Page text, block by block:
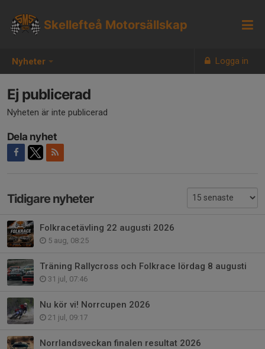
Nyheter Logga in
Skellefteå Motorsällskap
Ej publicerad
Nyheten är inte publicerad
Dela nyhet
Tidigare nyheter
Folkracetävling 22 augusti 2026
5 aug, 08:25
Träning Rallycross och Folkrace lördag 8 augusti
31 jul, 07:46
Nu kör vi! Norrcupen 2026
21 jul, 09:17
Norrlandsveckan finalen resultat 2026